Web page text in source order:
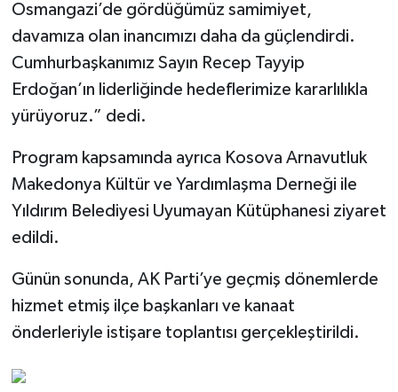
Osmangazi’de gördüğümüz samimiyet,
davamıza olan inancımızı daha da güçlendirdi.
Cumhurbaşkanımız Sayın Recep Tayyip
Erdoğan’ın liderliğinde hedeflerimize kararlılıkla
yürüyoruz.” dedi.
Program kapsamında ayrıca Kosova Arnavutluk
Makedonya Kültür ve Yardımlaşma Derneği ile
Yıldırım Belediyesi Uyumayan Kütüphanesi ziyaret
edildi.
Günün sonunda, AK Parti’ye geçmiş dönemlerde
hizmet etmiş ilçe başkanları ve kanaat
önderleriyle istişare toplantısı gerçekleştirildi.